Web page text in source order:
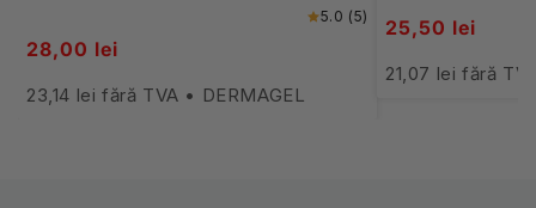
5.0 (5)
28,00 lei
23,14 lei fără TVA • DERMAGEL
25,50 lei
21,07 lei fără